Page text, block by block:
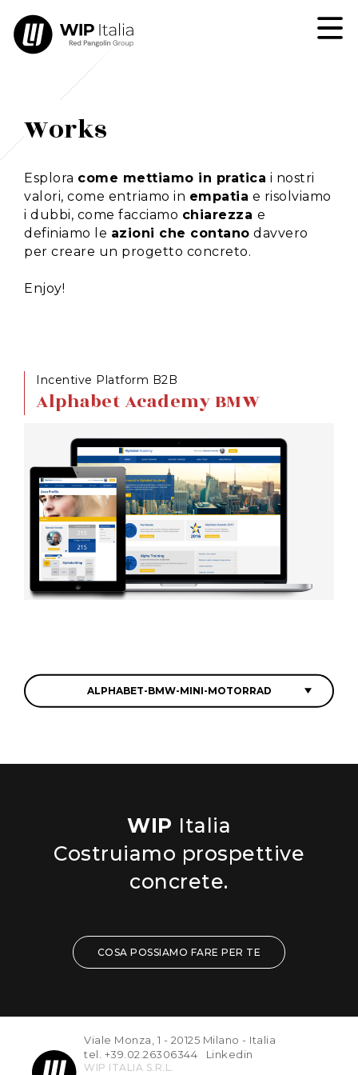
Works
Esplora come mettiamo in pratica i nostri
valori, come entriamo in empatia e risolviamo
i dubbi, come facciamo chiarezza e
definiamo le azioni che contano davvero
per creare un progetto concreto.
Enjoy!
ALPHABET-BMW-MINI-MOTORRAD
CERCA PER CLIENTE
CERCA PER INDUSTRY
Incentive Platform B2B
Alphabet Academy BMW
WIP Italia
Costruiamo prospettive
concrete.
COSA POSSIAMO FARE PER TE
Viale Monza, 1 - 20125 Milano - Italia
tel. +39.02.26306344
Linkedin
WIP ITALIA S.R.L.